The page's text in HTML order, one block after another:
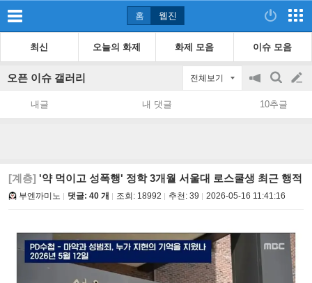
홈 웹진
최신 오늘의 화제 화제 모음 이슈 모음
오픈 이슈 갤러리 전체보기
공
지
on/off
검
색
글
쓰
내글 내 댓글 10추글
[계층] '약 먹이고 성폭행' 정학 3개월 서울대 로스쿨생 최근 행적
부엔까미노 댓글: 40 개 조회: 18992 추천: 39 2026-05-16 11:41:16